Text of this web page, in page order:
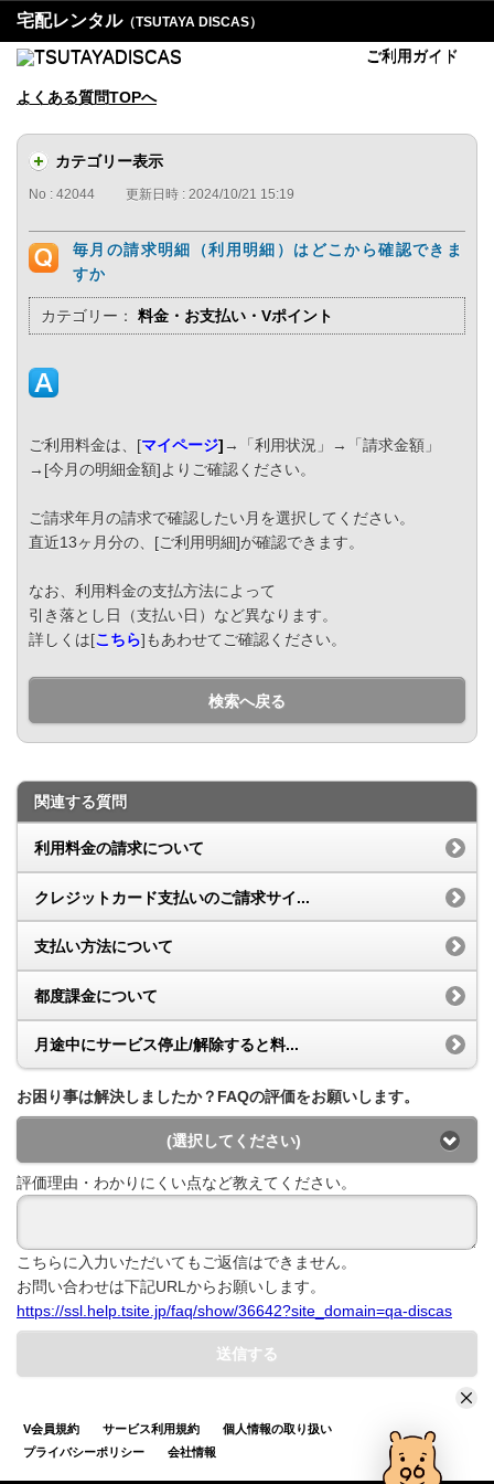
宅配レンタル（TSUTAYA DISCAS）
ご利用ガイド
よくある質問TOPへ
カテゴリー表示
No : 42044 更新日時 : 2024/10/21 15:19
毎月の請求明細（利用明細）はどこから確認できま
すか
カテゴリー： 料金・お支払い・Vポイント
ご利用料金は、[マイページ]→「利用状況」→「請求金額」
→[今月の明細金額]よりご確認ください。
ご請求年月の請求で確認したい月を選択してください。
直近13ヶ月分の、[ご利用明細]が確認できます。
なお、利用料金の支払方法によって
引き落とし日（支払い日）など異なります。
詳しくは[こちら]もあわせてご確認ください。
検索へ戻る
関連する質問
利用料金の請求について
クレジットカード支払いのご請求サイ...
支払い方法について
都度課金について
月途中にサービス停止/解除すると料...
お困り事は解決しましたか？FAQの評価をお願いします。
(選択してください)
評価理由・わかりにくい点など教えてください。
こちらに入力いただいてもご返信はできません。
お問い合わせは下記URLからお願いします。
https://ssl.help.tsite.jp/faq/show/36642?site_domain=qa-discas
送信する
V会員規約 サービス利用規約
個人情報の取り扱い
プライバシーポリシー
会社情報